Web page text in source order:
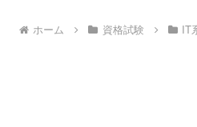
ホーム 資格試験 IT